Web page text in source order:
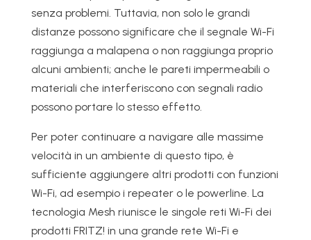
senza problemi. Tuttavia, non solo le grandi
distanze possono significare che il segnale Wi-Fi
raggiunga a malapena o non raggiunga proprio
alcuni ambienti; anche le pareti impermeabili o
materiali che interferiscono con segnali radio
possono portare lo stesso effetto.
Per poter continuare a navigare alle massime
velocità in un ambiente di questo tipo, è
sufficiente aggiungere altri prodotti con funzioni
Wi-Fi, ad esempio i repeater o le powerline. La
tecnologia Mesh riunisce le singole reti Wi-Fi dei
prodotti FRITZ! in una grande rete Wi-Fi e